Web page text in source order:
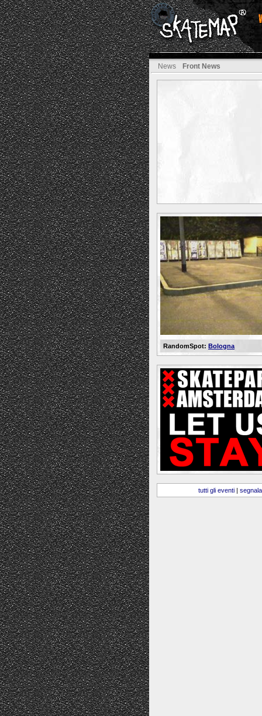
News Front News
RandomSpot: Bologna
tutti gli eventi |